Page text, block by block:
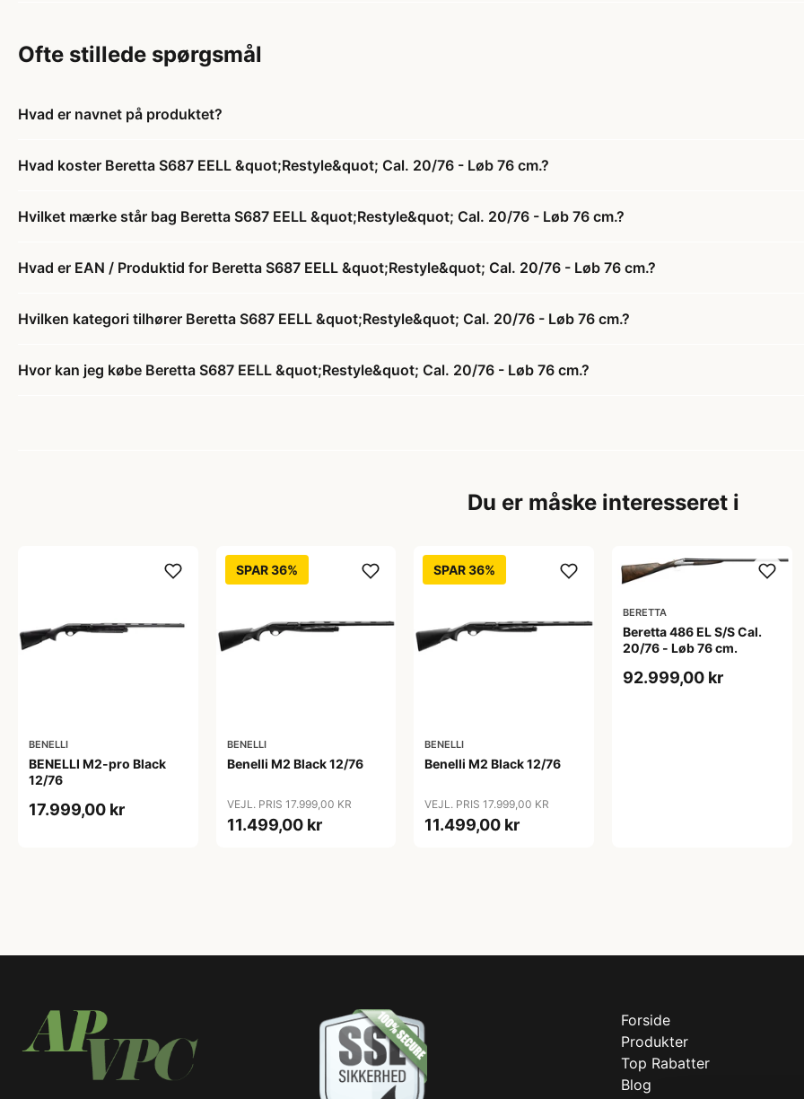
Ofte stillede spørgsmål
Hvad er navnet på produktet?
Hvad koster Beretta S687 EELL &quot;Restyle&quot; Cal. 20/76 - Løb 76 cm.?
Hvilket mærke står bag Beretta S687 EELL &quot;Restyle&quot; Cal. 20/76 - Løb 76 cm.?
Hvad er EAN / Produktid for Beretta S687 EELL &quot;Restyle&quot; Cal. 20/76 - Løb 76 cm.?
Hvilken kategori tilhører Beretta S687 EELL &quot;Restyle&quot; Cal. 20/76 - Løb 76 cm.?
Hvor kan jeg købe Beretta S687 EELL &quot;Restyle&quot; Cal. 20/76 - Løb 76 cm.?
Du er måske interesseret i
BENELLI
BENELLI M2-pro Black
12/76
17.999,00 kr
SPAR 36%
BENELLI
Benelli M2 Black 12/76
VEJL. PRIS 17.999,00 KR
11.499,00 kr
SPAR 36%
BENELLI
Benelli M2 Black 12/76
VEJL. PRIS 17.999,00 KR
11.499,00 kr
BERETTA
Beretta 486 EL S/S Cal.
20/76 - Løb 76 cm.
92.999,00 kr
Forside
Produkter
Top Rabatter
Blog